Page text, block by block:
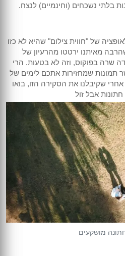
בלתי נשכחים (וחינמיים) לנצח.
של "חווית צילום" שהיא לא כזו
מאיתנו ירטטו מהרעיון של
שרה בפוקוס, וזה לא בטעות. הרי
תמונות שמחזירות אתכם לימים של
שקיבלנו את הסקירה הזו, בואו
אבל זול
מושקעים